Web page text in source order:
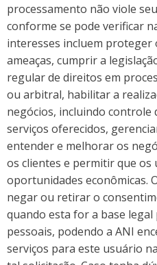
processamento não viole
conforme se pode verificar
interesses incluem proteger
ameaças, cumprir a
regular de direitos em
ou arbitral, habilitar a
negócios, incluindo controle
serviços oferecidos,
entender e melhorar os
os clientes e permitir que
oportunidades econômicas.
negar ou retirar o
quando esta for a base
pessoais, podendo a ANI
serviços para este usuário